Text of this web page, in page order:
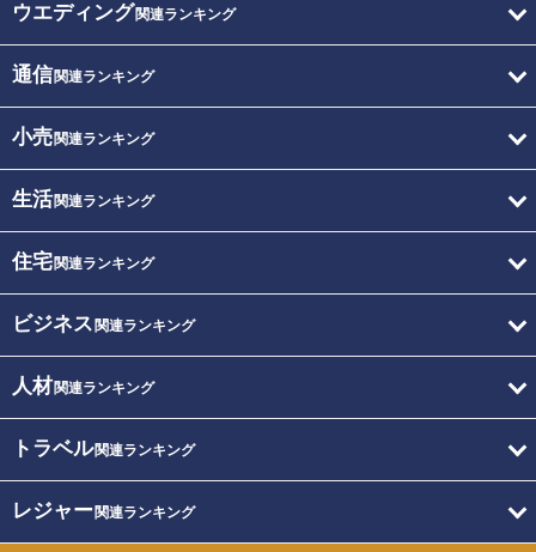
ウエディング関連ランキング
通信関連ランキング
小売関連ランキング
生活関連ランキング
住宅関連ランキング
ビジネス 関連ランキング
人材関連ランキング
トラベル関連ランキング
レジャー関連ランキング